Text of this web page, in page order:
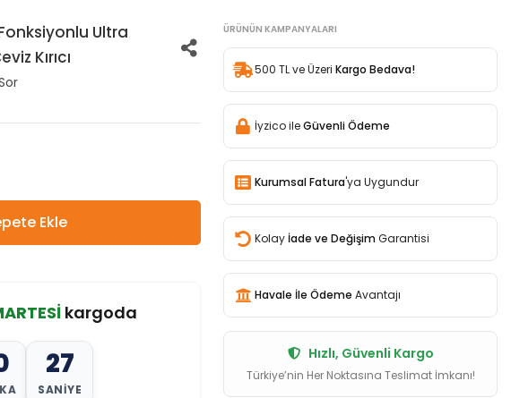
Ultra
Kırıcı
Ekle
kargoda
25
SANIYE
ÜRÜNÜN KAMPANYALARI
500 TL ve Üzeri Kargo Bedava!
İyzico ileGüvenli Ödeme
Kurumsal Fatura'ya Uygundur
Kolay İade ve Değişim Garantisi
Havale İle Ödeme Avantajı
Hızlı, Güvenli Kargo
Türkiye’nin Her Noktasına Teslimat İmkanı!